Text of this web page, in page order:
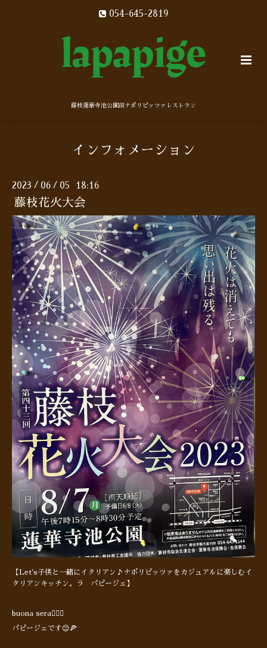
054-645-2819
藤枝蓮華寺池公園前ナポリピッツァレストラン
インフォメーション
2023 / 06 / 05 18:16
藤枝花火大会
【Let's子供と一緒にイタリアン♪ナポリピッツァをカジュアルに楽しむイ
タリアンキッチン。ラ パピージェ】
buona sera🙋🏻‍♂️
パピージェです😊🍕